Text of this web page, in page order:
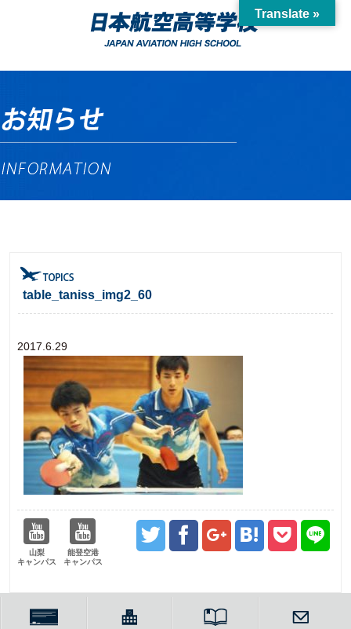
table_taniss_img2_60
2017.6.29
山梨
キャンパス
能登空港
キャンパス
Translate »